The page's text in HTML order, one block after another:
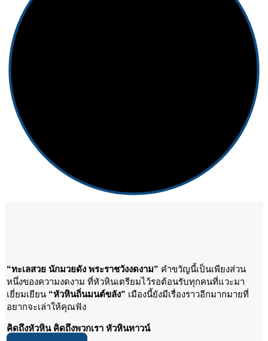
“ทะเลสวย นักมวยดัง พระราชวังงดงาม” คำขวัญนี้เป็นเพียงส่วน
หนึ่งของความงดงาม ที่หัวหินเตรียมไว้รอต้อนรับทุกคนที่แวะมา
เยี่ยมเยียน “หัวหินถิ่นมนต์ขลัง” เมืองนี้ยังมีเรื่องราวอีกมากมายที่
อยากจะเล่าให้คุณฟัง
คิดถึงหัวหิน คิดถึงพวกเรา หัวหินทาวน์